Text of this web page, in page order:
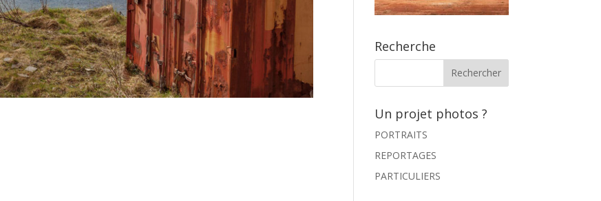
Recherche
Un projet photos ?
PORTRAITS
REPORTAGES
PARTICULIERS